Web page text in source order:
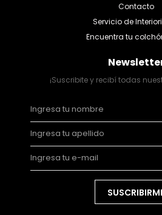
Contacto
Servicio de
Encuentra tu
¡Suscribite y recibí todas